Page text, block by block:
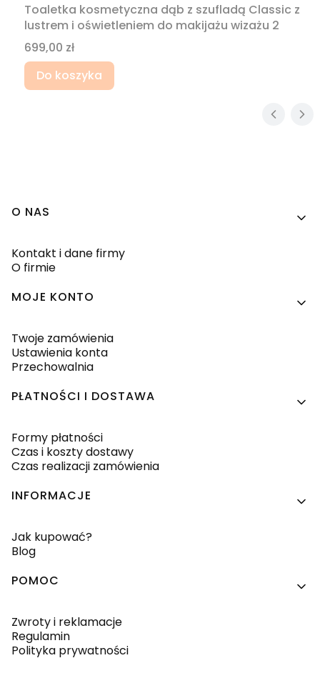
Toaletka kosmetyczna dąb z szufladą Classic z
lustrem i oświetleniem do makijażu wizażu 2
Cena
699,00 zł
Do koszyka
Linki w stopce
O NAS
Kontakt i dane firmy
O firmie
MOJE KONTO
Twoje zamówienia
Ustawienia konta
Przechowalnia
PŁATNOŚCI I DOSTAWA
Formy płatności
Czas i koszty dostawy
Czas realizacji zamówienia
INFORMACJE
Jak kupować?
Blog
POMOC
Zwroty i reklamacje
Regulamin
Polityka prywatności